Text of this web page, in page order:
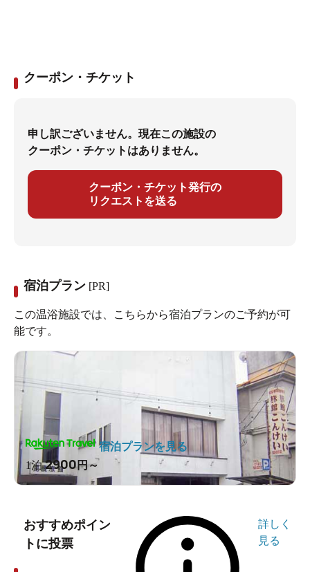
クーポン・チケット
申し訳ございません。現在この施設の
クーポン・チケットはありません。
クーポン・チケット発行の
リクエストを送る
宿泊プラン [PR]
この温浴施設では、こちらから宿泊プランのご予約が可
能です。
1泊2900円～
宿泊プランを見る
おすすめポイン
トに投票
詳しく
見る